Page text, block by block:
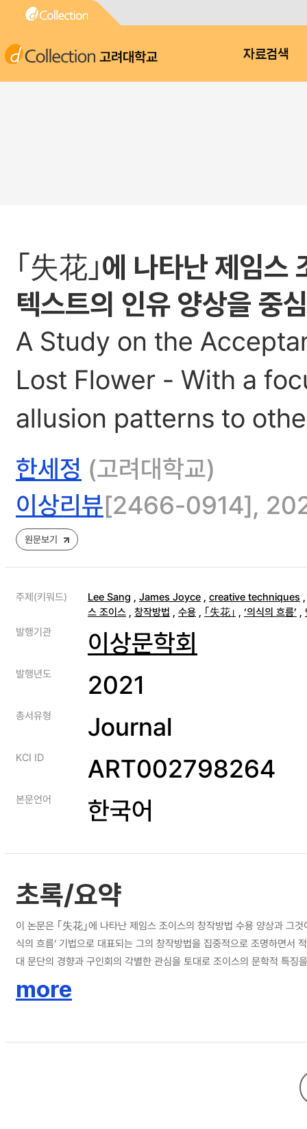
고려대학교 자료검색
｢失花｣에 나타난 제임스
텍스트의 인유 양상을 중
A Study on the
Lost Flower - With a
allusion patterns to
한세정 (고려대학교)
이상리뷰[2466-0914],
원문보기
주제(키워드) Lee Sang , James Joyce , creative techniques
스 조이스 , 창작방법 , 수용 , ｢失花｣ , ‘의식의 흐름’ ,
발행기관
이상문학회
발행년도 2021
총서유형 Journal
KCI ID ART002798264
본문언어 한국어
초록/요약
이 논문은 ｢失花｣에 나타난 제임스 조이스의 창작방법 수용 양상과 그
식의 흐름’ 기법으로 대표되는 그의 창작방법을 집중적으로 조명하면
대 문단의 경향과 구인회의 각별한 관심을 토대로 조이스의 문학적 특
와 비판적 거리감을 확보하게 함으로써 연애에 실패하고 동경행을 선택
more